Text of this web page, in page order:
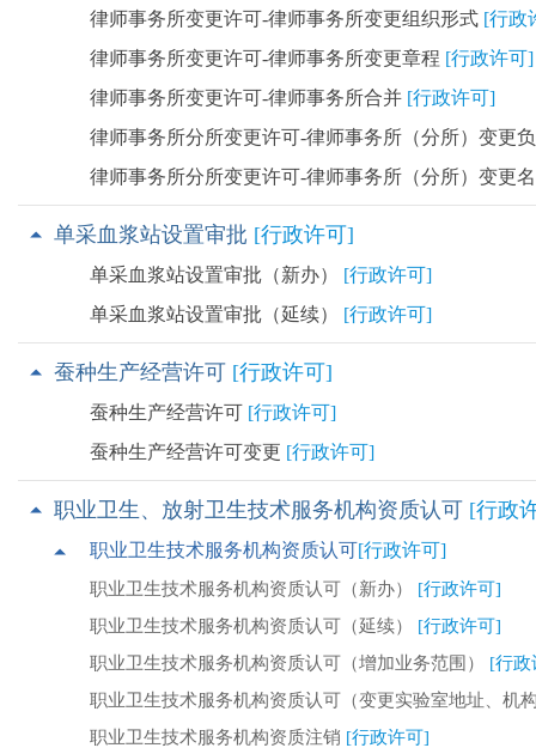
律师事务所变更许可-律师事务所变更组织形式 [行政
律师事务所变更许可-律师事务所变更章程 [行政许可]
律师事务所变更许可-律师事务所合并 [行政许可]
律师事务所分所变更许可-律师事务所（分所）变更
律师事务所分所变更许可-律师事务所（分所）变更
单采血浆站设置审批 [行政许可]
单采血浆站设置审批（新办） [行政许可]
单采血浆站设置审批（延续） [行政许可]
蚕种生产经营许可 [行政许可]
蚕种生产经营许可 [行政许可]
蚕种生产经营许可变更 [行政许可]
职业卫生、放射卫生技术服务机构资质认可 [行政
职业卫生技术服务机构资质认可[行政许可]
职业卫生技术服务机构资质认可（新办） [行政许可]
职业卫生技术服务机构资质认可（延续） [行政许可]
职业卫生技术服务机构资质认可（增加业务范围） [行政
职业卫生技术服务机构资质认可（变更实验室地址、机
职业卫生技术服务机构资质注销 [行政许可]